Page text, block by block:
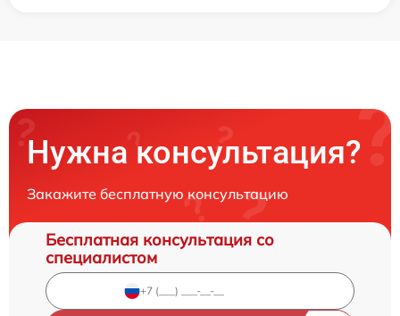
Нужна консультация?
Закажите бесплатную консультацию
Бесплатная консультация со
специалистом